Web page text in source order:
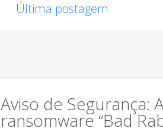
Última postagem
Aviso de Segurança:
ransomware “Bad